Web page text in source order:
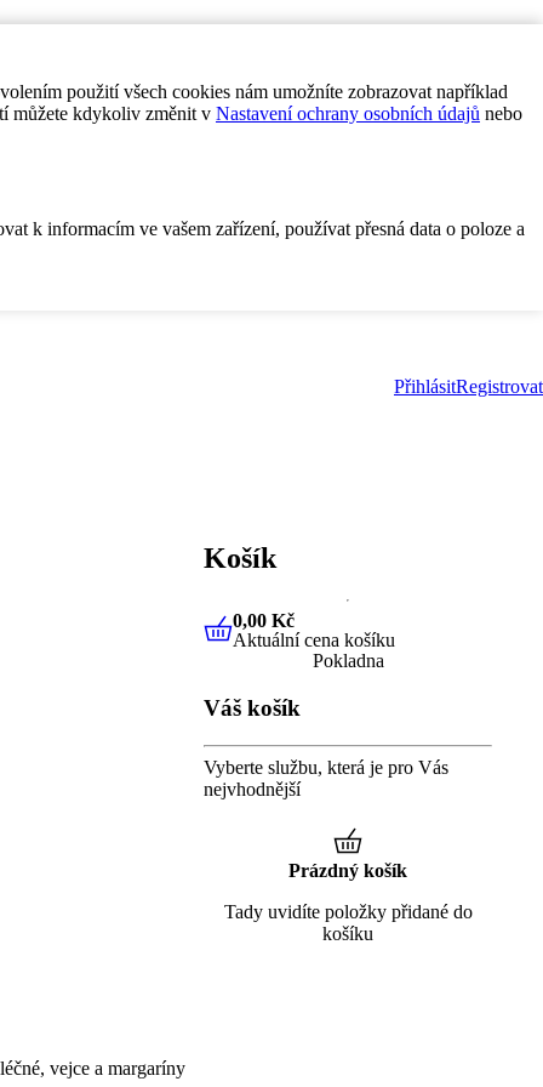
použití všech cookies nám umožníte zobrazovat například
můžete kdykoliv změnit v Nastavení ochrany osobních údajů nebo
k informacím ve vašem zařízení, používat přesná data o poloze a
PřihlásitRegistrovat
vejce a margaríny
Košík
0,00 KčAktuální cena košíku
0,00 Kč
Aktuální cena košíku
Pokladna
Váš košík
Vyberte službu, která je pro Vás
nejvhodnější
Prázdný košík
Tady uvidíte položky přidané do
košíku